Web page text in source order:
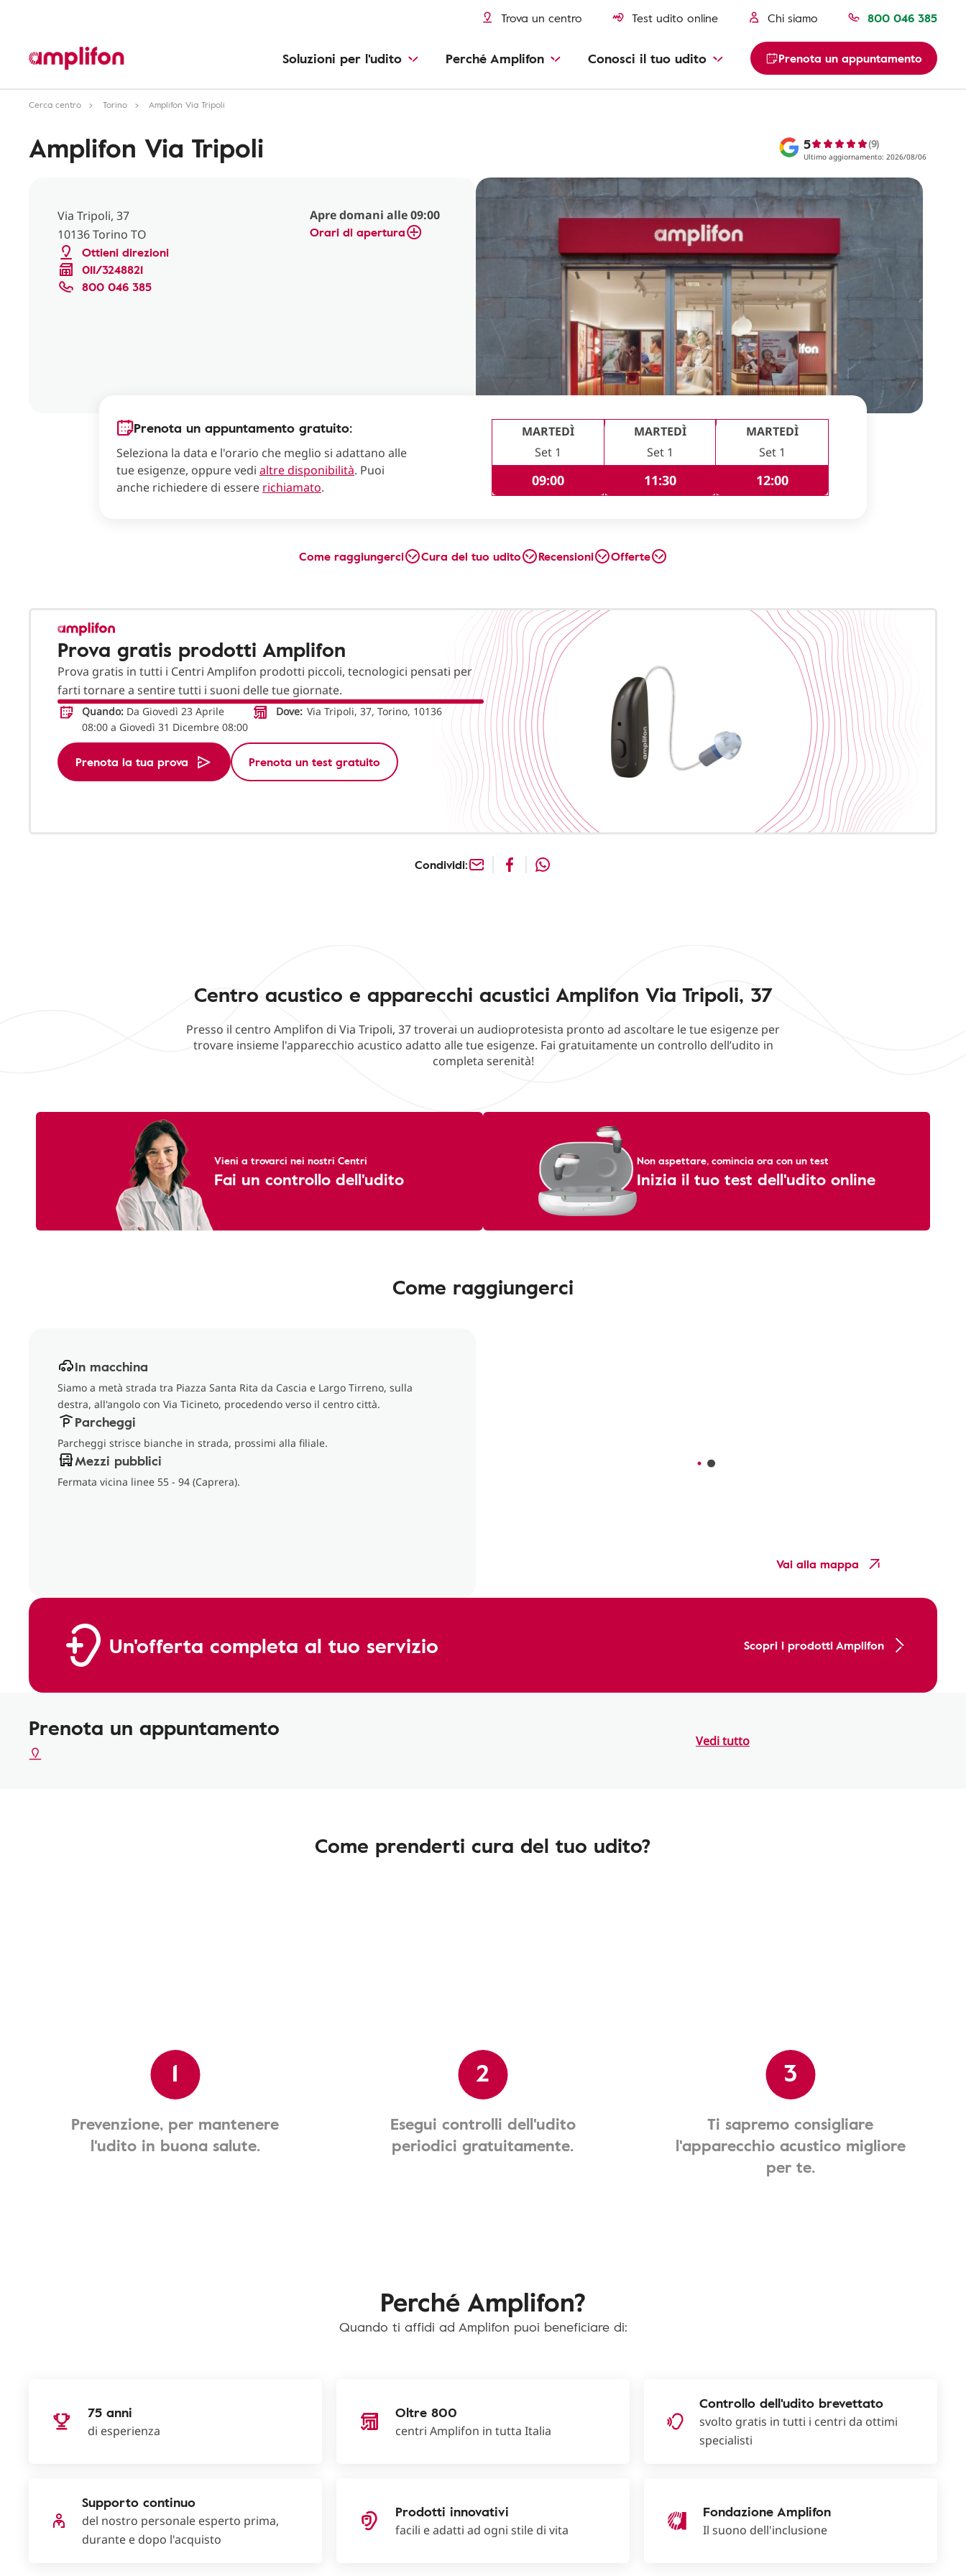
Trova un centro Test udito online Chi siamo 800 046 385
Soluzioni per l'udito Perché Amplifon Conosci il tuo udito Prenota un appuntamento
Cerca centro Torino Amplifon Via Tripoli
Amplifon Via Tripoli 5 (9)
Ultimo aggiornamento: 2026/08/06
Via Tripoli, 37
10136 Torino TO
Ottieni direzioni
011/3248821
800 046 385
Apre domani alle 09:00
Orari di apertura
Prenota un appuntamento gratuito:
Seleziona la data e l'orario che meglio si adattano alle
tue esigenze, oppure vedi altre disponibilità. Puoi
anche richiedere di essere richiamato.
MARTEDÌ
Set 1
09:00
MARTEDÌ
Set 1
11:30
MARTEDÌ
Set 1
12:00
Come raggiungerci Cura del tuo udito Recensioni Offerte
Prova gratis prodotti Amplifon
Prova gratis in tutti i Centri Amplifon prodotti piccoli, tecnologici pensati per
farti tornare a sentire tutti i suoni delle tue giornate.
Quando: Da Giovedì 23 Aprile
08:00 a Giovedì 31 Dicembre 08:00
Dove: Via Tripoli, 37, Torino, 10136
Prenota la tua prova Prenota un test gratuito
Condividi:
Centro acustico e apparecchi acustici Amplifon Via Tripoli, 37
Presso il centro Amplifon di Via Tripoli, 37 troverai un audioprotesista pronto ad ascoltare le tue esigenze per
trovare insieme l'apparecchio acustico adatto alle tue esigenze. Fai gratuitamente un controllo dell’udito in
completa serenità!
Vieni a trovarci nei nostri Centri
Fai un controllo dell'udito
Non aspettare, comincia ora con un test
Inizia il tuo test dell'udito online
Come raggiungerci
In macchina
Siamo a metà strada tra Piazza Santa Rita da Cascia e Largo Tirreno, sulla
destra, all'angolo con Via Ticineto, procedendo verso il centro città.
Parcheggi
Parcheggi strisce bianche in strada, prossimi alla filiale.
Mezzi pubblici
Fermata vicina linee 55 - 94 (Caprera).
Vai alla mappa
Un'offerta completa al tuo servizio Scopri i prodotti Amplifon
Prenota un appuntamento Vedi tutto
Come prenderti cura del tuo udito?
1
Prevenzione, per mantenere
l'udito in buona salute.
2
Esegui controlli dell'udito
periodici gratuitamente.
3
Ti sapremo consigliare
l'apparecchio acustico migliore
per te.
Perché Amplifon?
Quando ti affidi ad Amplifon puoi beneficiare di:
75 anni
di esperienza
Oltre 800
centri Amplifon in tutta Italia
Controllo dell'udito brevettato
svolto gratis in tutti i centri da ottimi
specialisti
Supporto continuo
del nostro personale esperto prima,
durante e dopo l'acquisto
Prodotti innovativi
facili e adatti ad ogni stile di vita
Fondazione Amplifon
Il suono dell'inclusione